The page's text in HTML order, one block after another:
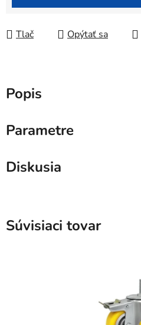
Tlač Opýtať sa
Popis
Parametre
Diskusia
Súvisiaci tovar